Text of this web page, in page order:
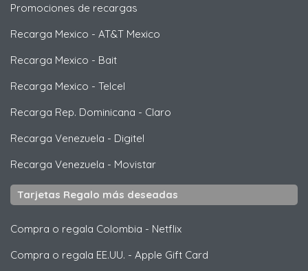
Promociones de recargas
Recarga Mexico - AT&T Mexico
Recarga Mexico - Bait
Recarga Mexico - Telcel
Recarga Rep. Dominicana - Claro
Recarga Venezuela - Digitel
Recarga Venezuela - Movistar
Tarjetas Regalo más deseadas
Compra o regala Colombia - Netflix
Compra o regala EE.UU. - Apple Gift Card